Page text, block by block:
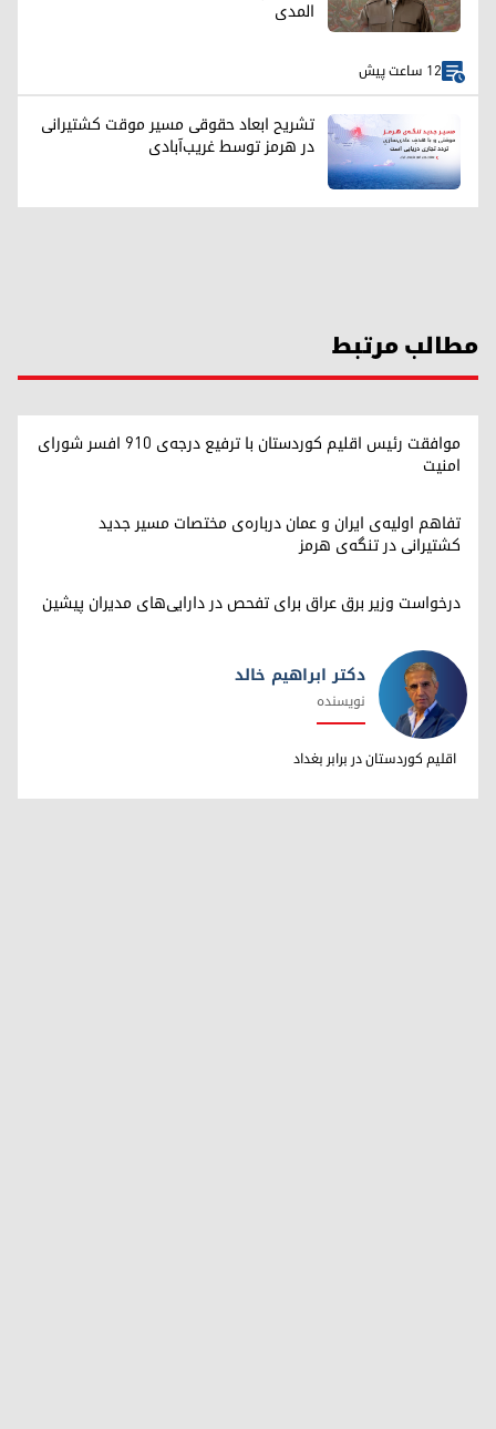
المدی
12 ساعت پیش
تشریح ابعاد حقوقی مسیر موقت کشتیرانی
در هرمز توسط غریب‌آبادی
مطالب مرتبط
موافقت رئیس اقلیم کوردستان با ترفیع درجه‌ی ۹۱۰ افسر شورای
امنیت
تفاهم اولیه‌ی ایران و عمان درباره‌ی مختصات مسیر جدید
کشتیرانی در تنگه‌ی هرمز
درخواست وزیر برق عراق برای تفحص در دارایی‌های مدیران پیشین
دکتر ابراهیم خالد
دکتر ابراهیم خالد
نویسنده
اقلیم کوردستان در برابر بغداد